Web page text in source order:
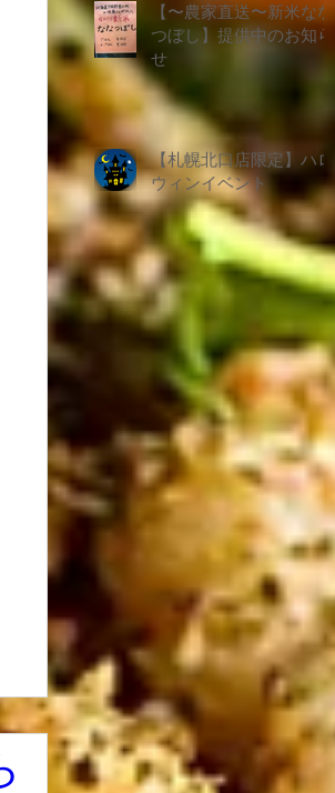
【〜農家直送〜新米なな
つぼし】提供中のお知ら
せ
【札幌北口店限定】ハロ
ウィンイベント